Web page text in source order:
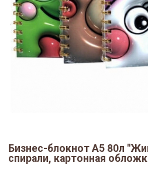
Бизнес-блокнот А5 80л
спирали, картонная